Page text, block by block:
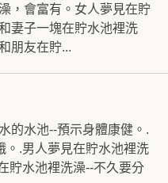
，會富有。女人夢見在貯
妻子一塊在貯水池裡洗
朋友在貯...
的水池--預示身體康健。.
。.男人夢見在貯水池裡洗
貯水池裡洗澡--不久要分